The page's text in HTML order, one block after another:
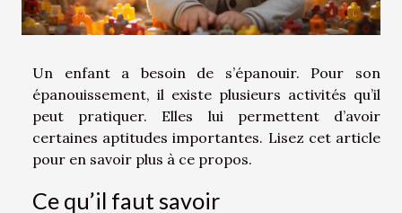
Un enfant a besoin de s’épanouir. Pour son
épanouissement, il existe plusieurs activités qu’il
peut pratiquer. Elles lui permettent d’avoir
certaines aptitudes importantes. Lisez cet article
pour en savoir plus à ce propos.
Ce qu’il faut savoir